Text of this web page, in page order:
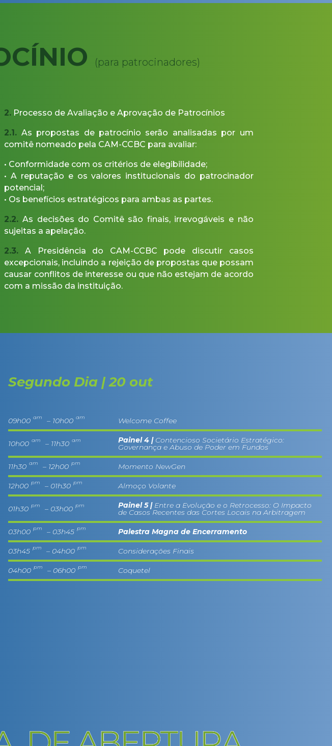
(para patrocinadores)
2. Processo de Avaliação e Aprovação de Patrocínios
2.1. As propostas de patrocínio serão analisadas por um
comitê nomeado pela CAM-CCBC para avaliar:
• Conformidade com os critérios de elegibilidade;
• A reputação e os valores institucionais do patrocinador
potencial;
• Os benefícios estratégicos para ambas as partes.
2.2. As decisões do Comitê são finais, irrevogáveis e não
sujeitas a apelação.
2.3. A Presidência do CAM-CCBC pode discutir casos
excepcionais, incluindo a rejeição de propostas que possam
causar conflitos de interesse ou que não estejam de acordo
com a missão da instituição.
Segundo Dia | 20 out
09h00 am – 10h00 am Welcome Coffee
10h00 am – 11h30 am Painel 4 |Contencioso Societário Estratégico:
Governança e Abuso de Poder em Fundos
11h30 am – 12h00 pm Momento NewGen
12h00 pm – 01h30 pm Almoço Volante
01h30 pm – 03h00 pm Painel 5 |Entre a Evolução e o Retrocesso: O Impacto
de Casos Recentes das Cortes Locais na Arbitragem
03h00 pm – 03h45 pm Palestra Magna de Encerramento
03h45 pm – 04h00 pm Considerações Finais
04h00 pm – 06h00 pm Coquetel